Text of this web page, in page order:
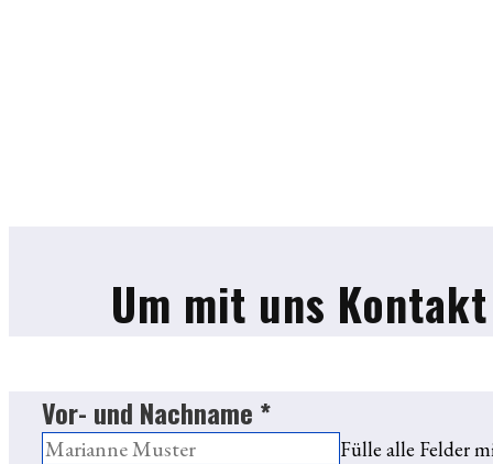
Um mit uns
Vor- und Nachname *
Fülle alle Felder